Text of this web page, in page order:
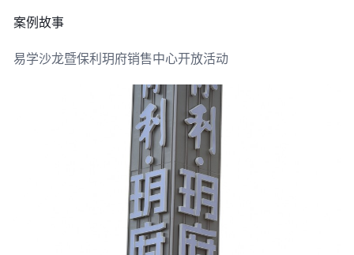
案例故事
易学沙龙暨保利玥府销售中心开放活动